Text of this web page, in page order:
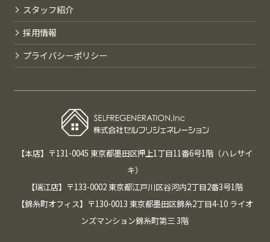
スタッフ紹介
採用情報
プライバシーポリシー
【本店】〒131-0045 東京都墨田区押上1丁目11番6号1階（ハレサイ
キ）
【瑞江店】〒133-0002 東京都江戸川区谷河内2丁目2番3号1階
【錦糸町オフィス】〒130-0013 東京都墨田区錦糸2丁目4-10 ライオ
ンズマンション錦糸町第三 3階